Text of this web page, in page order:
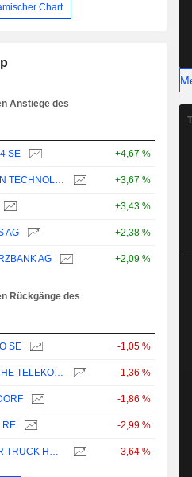
Chart
Anstiege des
SE +4,67 %
INFINEON TECHNOLOGIES AG +3,67 %
+3,43 %
AG +2,38 %
AG +2,09 %
Rückgänge des
SE -1,05 %
DEUTSCHE TELEKOM AG -1,36 %
-1,86 %
RE -2,99 %
DAIMLER TRUCK HOLDING AG -3,64 %